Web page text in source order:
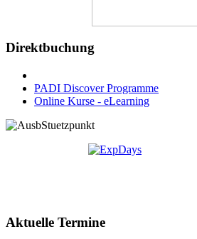
Direktbuchung
PADI Discover Programme
Online Kurse - eLearning
Aktuelle Termine